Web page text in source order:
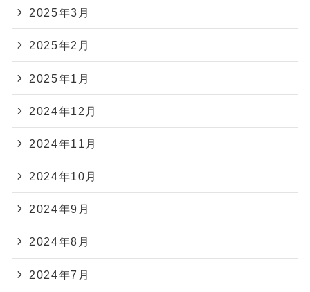
2025年3月
2025年2月
2025年1月
2024年12月
2024年11月
2024年10月
2024年9月
2024年8月
2024年7月